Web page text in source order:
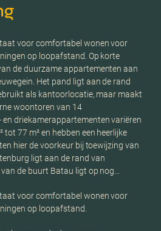
voor comfortabel wonen voor
op loopafstand. Op korte
de duurzame appartementen aan
Het pand ligt aan de rand
als kantoorlocatie, maar maakt
woontoren van 14
driekamerappartementen variëren
77 m² en hebben een heerlijke
hier de voorkeur bij toewijzing van
ligt aan de rand van
de buurt Batau ligt op nog…
voor comfortabel wonen voor
op loopafstand.